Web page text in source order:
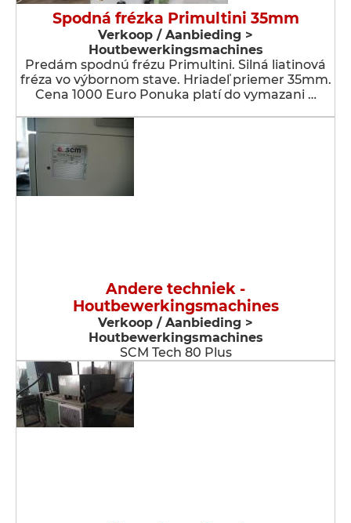
Spodná frézka Primultini 35mm
Verkoop / Aanbieding >
Houtbewerkingsmachines
Predám spodnú frézu Primultini. Silná liatinová
fréza vo výbornom stave. Hriadeľ priemer 35mm.
Cena 1000 Euro Ponuka platí do vymazani …
Andere techniek -
Houtbewerkingsmachines
Verkoop / Aanbieding >
Houtbewerkingsmachines
SCM Tech 80 Plus